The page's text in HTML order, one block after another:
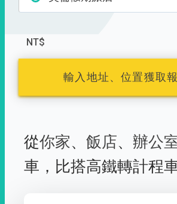
NT$
輸入地址、位置獲取
從你家、 飯店、 辦公
車， 比搭高鐵轉計程